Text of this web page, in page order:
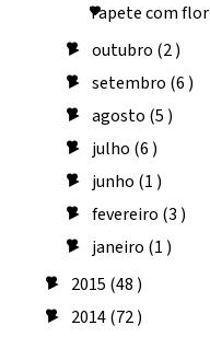
Tapete com flor
►outubro (2 )
►setembro (6 )
►agosto (5 )
► julho (6 )
► junho (1 )
►fevereiro (3 )
► janeiro (1 )
► 2015 (48 )
► 2014(72 )